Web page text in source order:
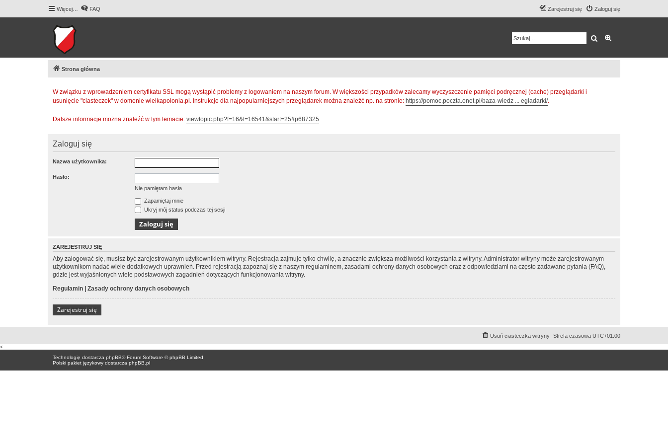
Więcej… FAQ Zaloguj się
Zarejestruj się
Szukaj
Strona główna
W związku z wprowadzeniem certyfikatu SSL mogą wystąpić problemy z logowaniem na naszym forum. W większości przypadków zalecamy wyczyszczenie pamięci podręcznej (cache) przeglądarki i
usunięcie "ciasteczek" w domenie wielkapolonia.pl. Instrukcje dla najpopularniejszych przeglądarek można znaleźć np. na stronie: https://pomoc.poczta.onet.pl/baza-wiedz ... egladarki/.
Dalsze informacje można znaleźć w tym temacie: viewtopic.php?f=16&t=16541&start=25#p687325
Zaloguj się
Nazwa użytkownika:
Hasło:
Nie pamiętam hasła
Zapamiętaj mnie
Ukryj mój status podczas tej sesji
ZAREJESTRUJ SIĘ
Aby zalogować się, musisz być zarejestrowanym użytkownikiem witryny. Rejestracja zajmuje tylko chwilę, a znacznie zwiększa możliwości korzystania z witryny. Administrator witryny może zarejestrowanym
użytkownikom nadać wiele dodatkowych uprawnień. Przed rejestracją zapoznaj się z naszym regulaminem, zasadami ochrony danych osobowych oraz z odpowiedziami na często zadawane pytania (FAQ),
gdzie jest wyjaśnionych wiele podstawowych zagadnień dotyczących funkcjonowania witryny.
Regulamin | Zasady ochrony danych osobowych
Zarejestruj się
Strefa czasowa UTC+01:00
Usuń ciasteczka witryny
<
Technologię dostarcza phpBB® Forum Software © phpBB Limited
Polski pakiet językowy dostarcza phpBB.pl